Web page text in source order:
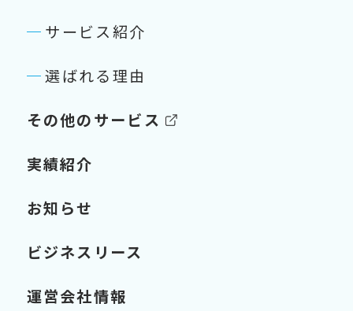
サービス紹介
選ばれる理由
その他のサービス
実績紹介
お知らせ
ビジネスリース
運営会社情報